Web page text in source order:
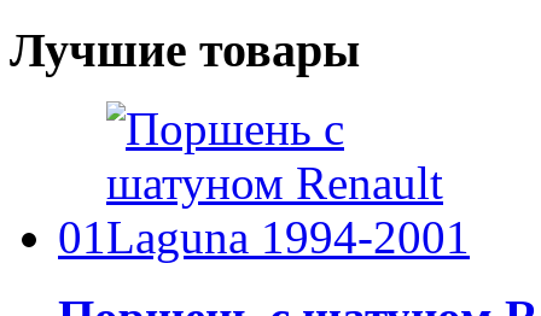
Лучшие товары
01